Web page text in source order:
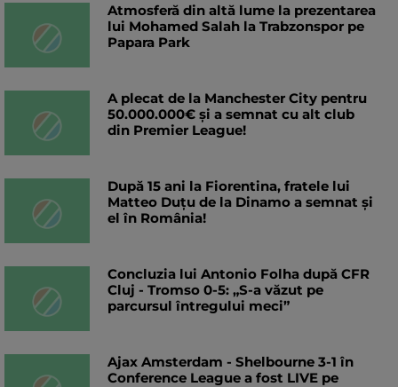
Atmosferă din altă lume la prezentarea
lui Mohamed Salah la Trabzonspor pe
Papara Park
A plecat de la Manchester City pentru
50.000.000€ și a semnat cu alt club
din Premier League!
După 15 ani la Fiorentina, fratele lui
Matteo Duțu de la Dinamo a semnat și
el în România!
Concluzia lui Antonio Folha după CFR
Cluj - Tromso 0-5: „S-a văzut pe
parcursul întregului meci”
Ajax Amsterdam - Shelbourne 3-1 în
Conference League a fost LIVE pe